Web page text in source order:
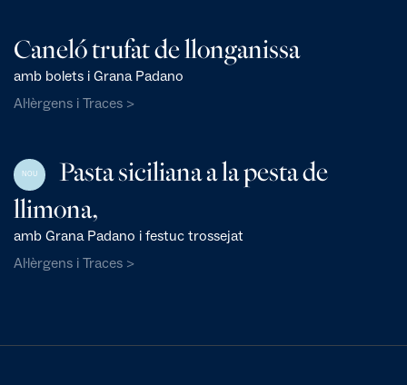
Caneló trufat de llonganissa
amb bolets i Grana Padano
Al·lèrgens i Traces >
NOU
Pasta siciliana a la pesta de
llimona,
amb Grana Padano i festuc trossejat
Al·lèrgens i Traces >